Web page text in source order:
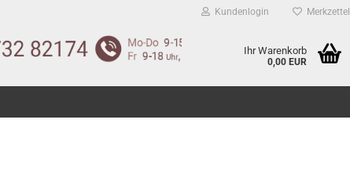
Kundenlogin Merkzettel
Ihr Warenkorb
0,00 EUR